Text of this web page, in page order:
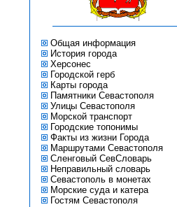
Общая информация
История города
Херсонес
Городской герб
Карты города
Памятники Севастополя
Улицы Севастополя
Морской транспорт
Городские топонимы
Факты из жизни Города
Маршрутами Севастополя
Сленговый СевСловарь
Неправильный словарь
Севастополь в монетах
Морские суда и катера
Гостям Севастополя